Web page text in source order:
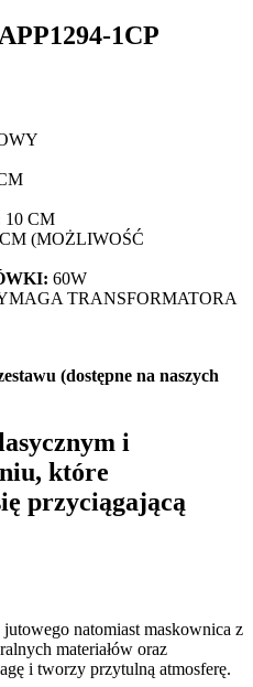
1CP
10 CM
(MOŻLIWOŚĆ
60W
TRANSFORMATORA
(dostępne na naszych
i
które
przyciągającą
natomiast maskownica z
materiałów oraz
i tworzy przytulną atmosferę.